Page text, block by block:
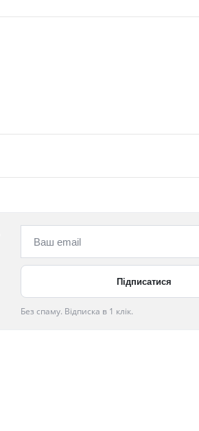
Без спаму. Відписка в 1 клік.